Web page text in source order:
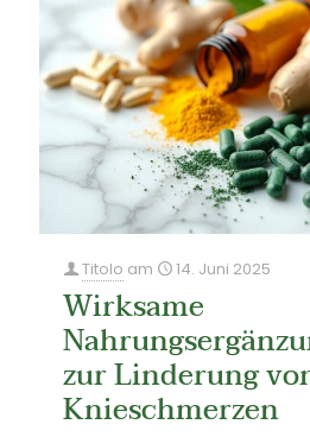
Titolo am 14. Juni 2025
Wirksame
zur Linderung
Knieschmerzen